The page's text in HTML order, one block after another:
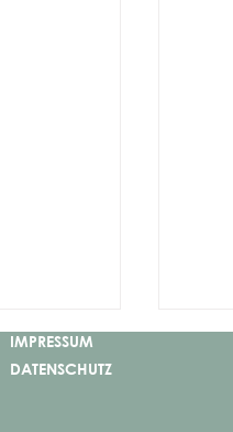
IMPRESSUM
DATENSCHUTZ